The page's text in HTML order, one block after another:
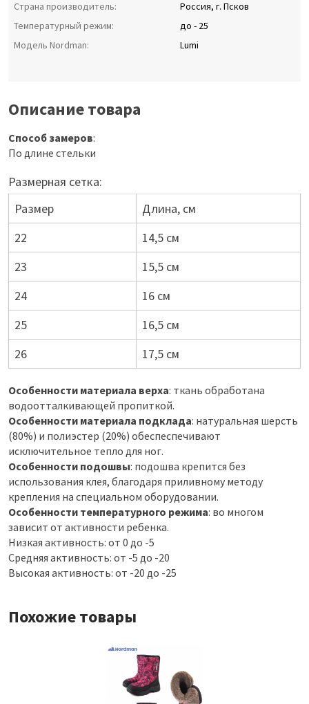
Страна производитель:
Россия, г. Псков
Температурный режим:
до - 25
Модель Nordman:
Lumi
Описание товара
Способ замеров:
По длине стельки
Размерная сетка:
Размер
Длина, см
22
14,5 см
23
15,5 см
24
16 см
25
16,5 см
26
17,5 см
Особенности материала верха: ткань обработана
водоотталкивающей пропиткой.
Особенности материала подклада: натуральная шерсть
(80%) и полиэстер (20%) обеспеспечивают
исключительное тепло для ног.
Особенности подошвы: подошва крепится без
использования клея, благодаря приливному методу
крепления на специальном оборудовании.
Особенности температурного режима: во многом
зависит от активности ребенка.
Низкая активность: от 0 до -5
Средняя активность: от -5 до -20
Высокая активность: от -20 до -25
Похожие товары